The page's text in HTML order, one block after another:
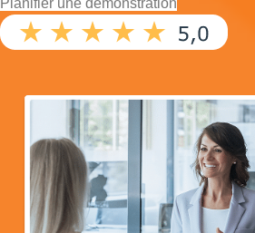
Planifier une démonstration